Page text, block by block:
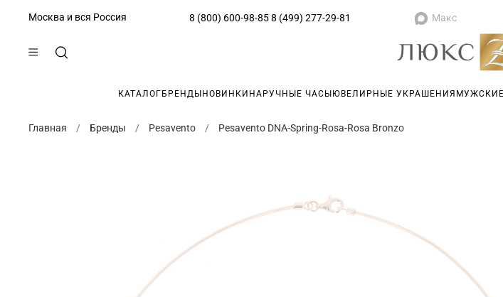
Москва и вся Россия 8 (800) 600-98-85 8 (499) 277-29-81 Макс
КАТАЛОГ БРЕНДЫ НОВИНКИ НАРУЧНЫЕ ЧАСЫ ЮВЕЛИРНЫЕ УКРАШЕНИЯ
Главная Бренды Pesavento Pesavento DNA-Spring-Rosa-Rosa Bronzo